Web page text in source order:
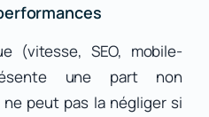
(vitesse, SEO, mobile-
une part non
peut pas la négliger si